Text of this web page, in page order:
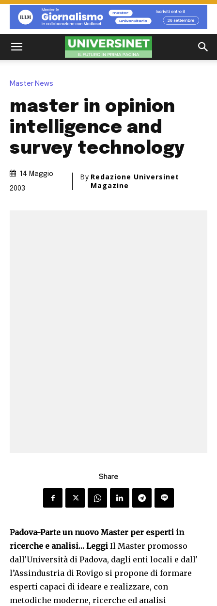
Master News
master in opinion
intelligence and
survey technology
14 Maggio
2003
By Redazione Universinet
Magazine
Share
Padova-Parte un nuovo Master per esperti in
ricerche e analisi… Leggi Il Master promosso
dall'Università di Padova, dagli enti locali e dall'
l’Assindustria di Rovigo si propone di formare
esperti capaci di ideare e realizzare, con
metodiche moderne, ricerche ed analisi